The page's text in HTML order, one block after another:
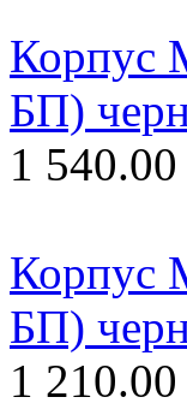
Корпус
БП)
1 540.00
Корпус
БП)
1 210.00